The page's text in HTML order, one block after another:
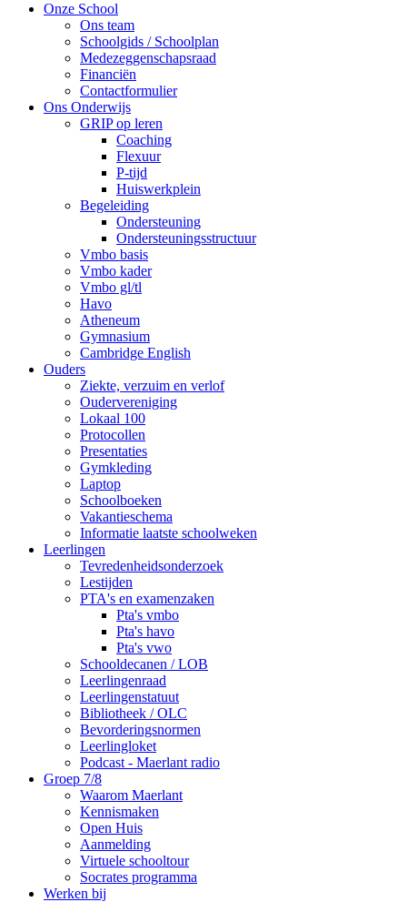
Onze School
Ons team
Schoolgids / Schoolplan
Medezeggenschapsraad
Financiën
Contactformulier
Ons Onderwijs
GRIP op leren
Coaching
Flexuur
P-tijd
Huiswerkplein
Begeleiding
Ondersteuning
Ondersteuningsstructuur
Vmbo basis
Vmbo kader
Vmbo gl/tl
Havo
Atheneum
Gymnasium
Cambridge English
Ouders
Ziekte, verzuim en verlof
Oudervereniging
Lokaal 100
Protocollen
Presentaties
Gymkleding
Laptop
Schoolboeken
Vakantieschema
Informatie laatste schoolweken
Leerlingen
Tevredenheidsonderzoek
Lestijden
PTA's en examenzaken
Pta's vmbo
Pta's havo
Pta's vwo
Schooldecanen / LOB
Leerlingenraad
Leerlingenstatuut
Bibliotheek / OLC
Bevorderingsnormen
Leerlingloket
Podcast - Maerlant radio
Groep 7/8
Waarom Maerlant
Kennismaken
Open Huis
Aanmelding
Virtuele schooltour
Socrates programma
Werken bij